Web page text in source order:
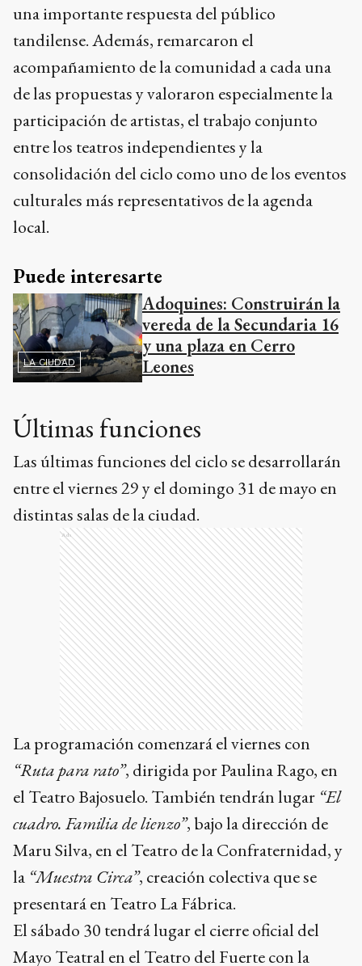
una importante respuesta del público
tandilense. Además, remarcaron el
acompañamiento de la comunidad a cada una
de las propuestas y valoraron especialmente la
participación de artistas, el trabajo conjunto
entre los teatros independientes y la
consolidación del ciclo como uno de los eventos
culturales más representativos de la agenda
local.
Puede interesarte
LA CIUDAD
Adoquines: Construirán la
vereda de la Secundaria 16
y una plaza en Cerro
Leones
Últimas funciones
Las últimas funciones del ciclo se desarrollarán
entre el viernes 29 y el domingo 31 de mayo en
distintas salas de la ciudad.
Ads
La programación comenzará el viernes con
“Ruta para rato”, dirigida por Paulina Rago, en
el Teatro Bajosuelo. También tendrán lugar “El
cuadro. Familia de lienzo”, bajo la dirección de
Maru Silva, en el Teatro de la Confraternidad, y
la “Muestra Circa”, creación colectiva que se
presentará en Teatro La Fábrica.
El sábado 30 tendrá lugar el cierre oficial del
Mayo Teatral en el Teatro del Fuerte con la